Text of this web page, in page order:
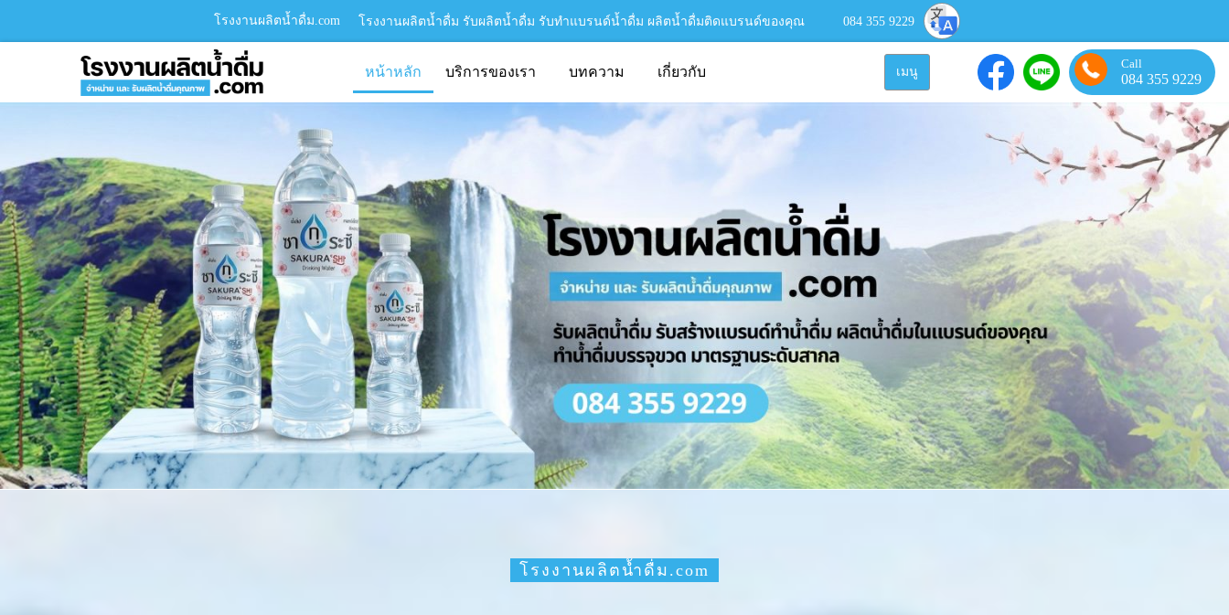
โรงงานผลิตน้ำดื่ม.com โรงงานผลิตน้ำดื่ม รับผลิตน้ำดื่ม รับทำแบรนด์น้ำดื่ม ผลิตน้ำดื่มติดแบรนด์ของคุณ 084 355 9229
หน้าหลัก บริการของเรา บทความ เกี่ยวกับ เมนู
Call
084 355 9229
โรงงานผลิตน้ำดื่ม.com